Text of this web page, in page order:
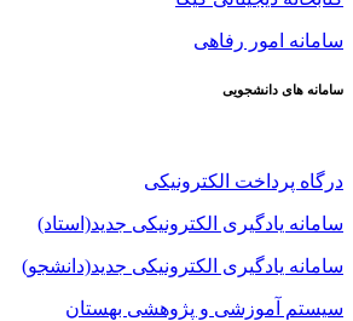
سامانه امور رفاهی
سامانه های دانشجویی
درگاه پرداخت الکترونیکی
سامانه یادگیری الکترونیکی جدید(استاد)
سامانه یادگیری الکترونیکی جدید(دانشجو)
سیستم آموزشی و پژوهشی بهستان